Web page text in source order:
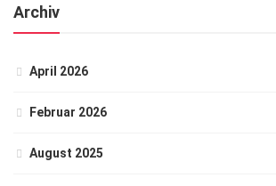
Archiv
April 2026
Februar 2026
August 2025